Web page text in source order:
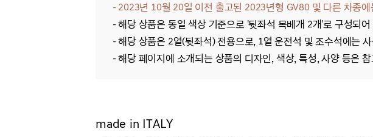
- 2023년 10월 20일 이전 출고된 2023년형 GV80 및 다른 차종
- 해당 상품은 동일 색상 기준으로 '뒷좌석 목베개 2개'로 구성되어
- 해당 상품은 2열(뒷좌석) 전용으로, 1열 운전석 및 조수석에는
- 해당 페이지에 소개되는 상품의 디자인, 색상, 특성, 사양 등은
made in ITALY